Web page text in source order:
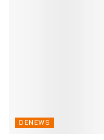
DENEWS